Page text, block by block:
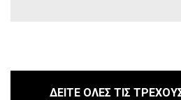
ΔΕΙΤΕ ΟΛΕΣ ΤΙΣ